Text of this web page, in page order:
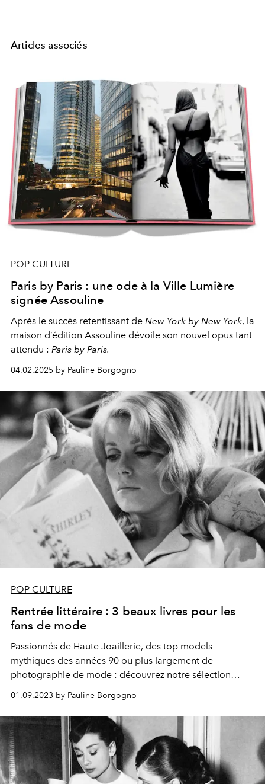
Articles associés
POP CULTURE
Paris by Paris : une ode à la Ville Lumière
signée Assouline
Après le succès retentissant de New York by New York, la
maison d’édition Assouline dévoile son nouvel opus tant
attendu : Paris by Paris.
04.02.2025 by Pauline Borgogno
POP CULTURE
Rentrée littéraire : 3 beaux livres pour les
fans de mode
Passionnés de Haute Joaillerie, des top models
mythiques des années 90 ou plus largement de
photographie de mode : découvrez notre sélection
d’ouvrages d’exception à s’offrir ce mois-ci.
01.09.2023 by Pauline Borgogno